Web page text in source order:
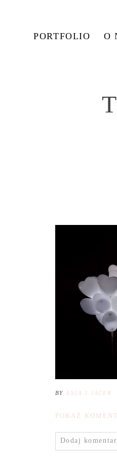
PORTFOLIO O
BY ANIA I JACEK
POKAŻ
Dodaj